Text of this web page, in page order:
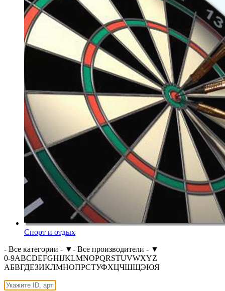
Спорт и отдых
- Все категории - ▼- Все производители - ▼
0-9ABCDEFGHIJKLMNOPQRSTUVWXYZ
АБВГДЕЗИКЛМНОПРСТУФХЦЧШЩЭЮЯ